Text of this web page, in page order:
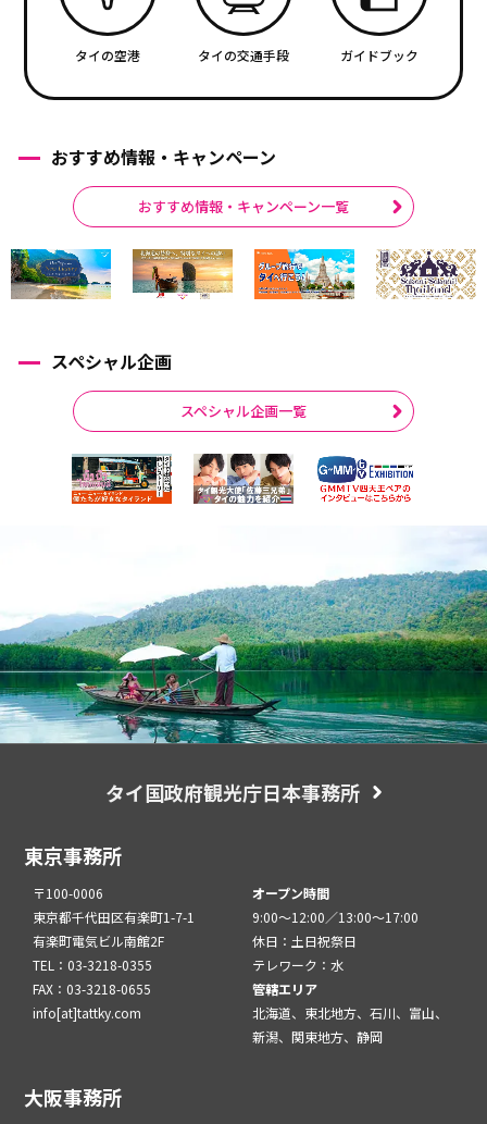
タイの空港 タイの交通手段 ガイドブック
おすすめ情報・キャンペーン
おすすめ情報・キャンペーン一覧
スペシャル企画
スペシャル企画一覧
タイ国政府観光庁日本事務所
東京事務所
〒100-0006
東京都千代田区有楽町1-7-1
有楽町電気ビル南館2F
TEL：03-3218-0355
FAX：03-3218-0655
info[at]tattky.com
オープン時間
9:00～12:00／13:00～17:00
休日：土日祝祭日
テレワーク：水
管轄エリア
北海道、東北地方、石川、富山、
新潟、関東地方、静岡
大阪事務所